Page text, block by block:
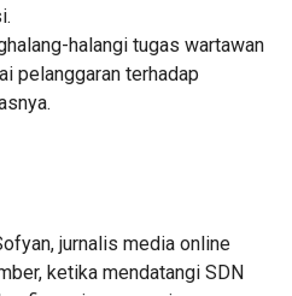
halangi tugas wartawan
pelanggaran terhadap
jurnalis media online
ketika mendatangi SDN